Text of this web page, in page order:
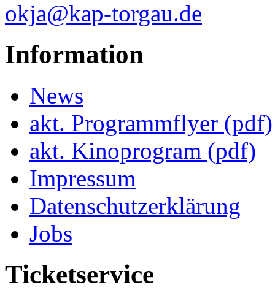
okja@kap-torgau.de
Information
News
akt. Programmflyer (pdf)
akt. Kinoprogram (pdf)
Impressum
Datenschutzerklärung
Jobs
Ticketservice